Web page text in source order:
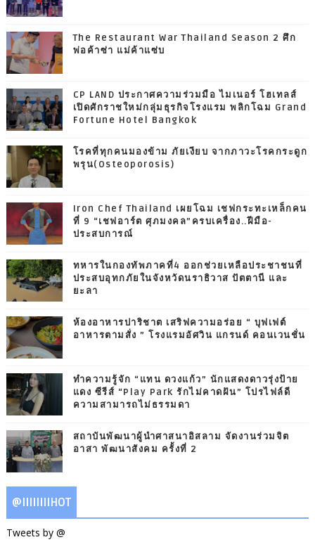
The Restaurant War Thailand Season 2 ศึก
พ่อค้าซ่า แม่ค้าแซ่บ
CP LAND ประกาศความร่วมมือ ไมเนอร์ โฮเทลส์
เปิดศักราชใหม่กลุ่มธุรกิจโรงแรม พลิกโฉม Grand
Fortune Hotel Bangkok
โรคที่ทุกคนมองข้าม ภัยเงียบ จากภาวะโรคกระดูก
พรุน(Osteoporosis)
Iron Chef Thailand เผยโฉม เชฟกระทะเหล็กคน
ที่ 9 “เชฟอาร์ต ศุภมงคล”ครบเครื่อง..ฝีมือ-
ประสบการณ์
ทหารในกองทัพภาคที่4 ออกช่วยเหลือประชาชนที่
ประสบอุทกภัยในจังหวัดนราธิวาส ปัตตานี และ
ยะลา
ห้องอาหารปาริชาต เสริฟความอร่อย “ บุฟเฟต์
อาหารตามสั่ง ” โรงแรมอัศวิน แกรนด์ คอนเวนชั่น
ทำความรู้จัก “แทน ดวงแก้ว” นักแสดงดาวรุ่งป้าย
แดง ซีรีส์ “Play Park รักไม่คาดฝัน” โปรไฟล์ดี
ความสามารถไม่ธรรมดา
สถาบันพัฒนาผู้นำศาสนาอิสลาม จัดงานร่วมจิต
อาสา พัฒนาสังคม ครั้งที่ 2
@IIIIIIIIHOT
Tweets by @